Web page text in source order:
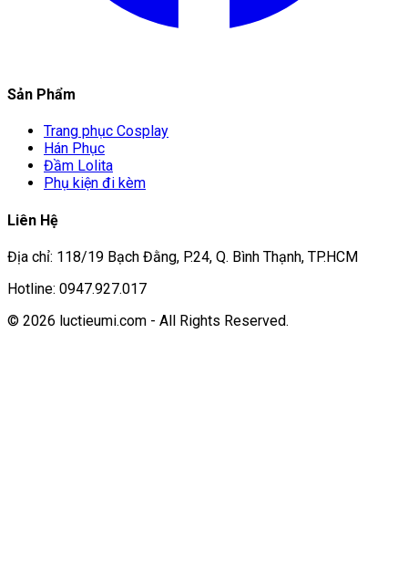
Sản Phẩm
Trang phục Cosplay
Hán Phục
Đầm Lolita
Phụ kiện đi kèm
Liên Hệ
Địa chỉ: 118/19 Bạch Đằng, P.24, Q. Bình Thạnh, TP.HCM
Hotline: 0947.927.017
© 2026 luctieumi.com - All Rights Reserved.